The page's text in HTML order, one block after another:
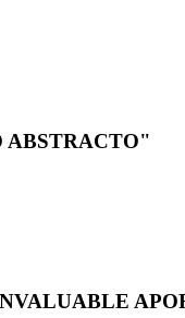
ABSTRACTO"